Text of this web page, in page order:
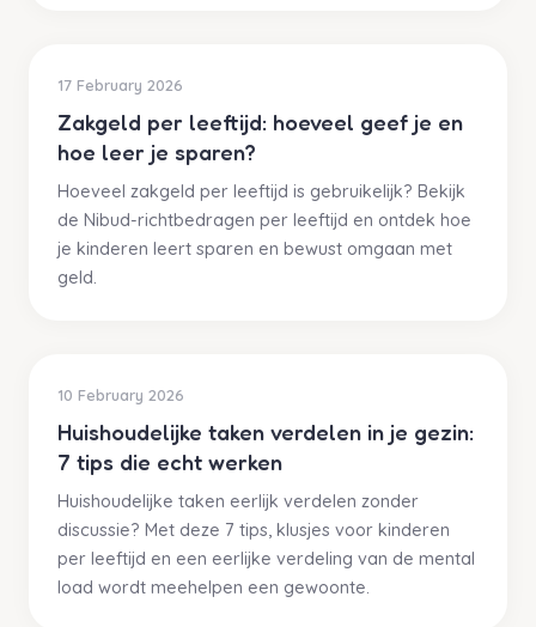
17 February 2026
Zakgeld per leeftijd: hoeveel geef je en
hoe leer je sparen?
Hoeveel zakgeld per leeftijd is gebruikelijk? Bekijk
de Nibud-richtbedragen per leeftijd en ontdek hoe
je kinderen leert sparen en bewust omgaan met
geld.
10 February 2026
Huishoudelijke taken verdelen in je gezin:
7 tips die echt werken
Huishoudelijke taken eerlijk verdelen zonder
discussie? Met deze 7 tips, klusjes voor kinderen
per leeftijd en een eerlijke verdeling van de mental
load wordt meehelpen een gewoonte.